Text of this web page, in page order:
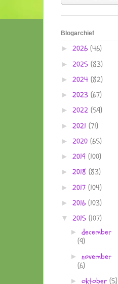
Blogarchief
► 2026 (46)
► 2025 (83)
► 2024 (82)
► 2023 (67)
► 2022 (59)
► 2021 (71)
► 2020 (65)
► 2019 (100)
► 2018 (83)
► 2017 (104)
► 2016 (103)
▼ 2015 (107)
► december
(9)
► november
(6)
► oktober (5)